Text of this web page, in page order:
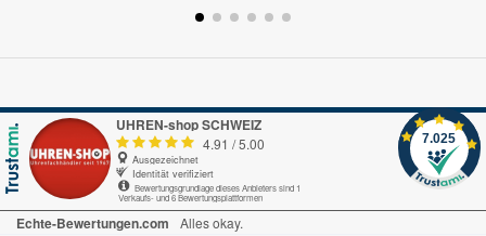
UHREN-shop SCHWEIZ
4.91 /5.00
Ausgezeichnet
Identität verifiziert
Bewertungsgrundlage dieses Anbieters sind 1
Verkaufs- und 6 Bewertungsplattformen
7.025
Echte-Bewertungen.com Alles okay.